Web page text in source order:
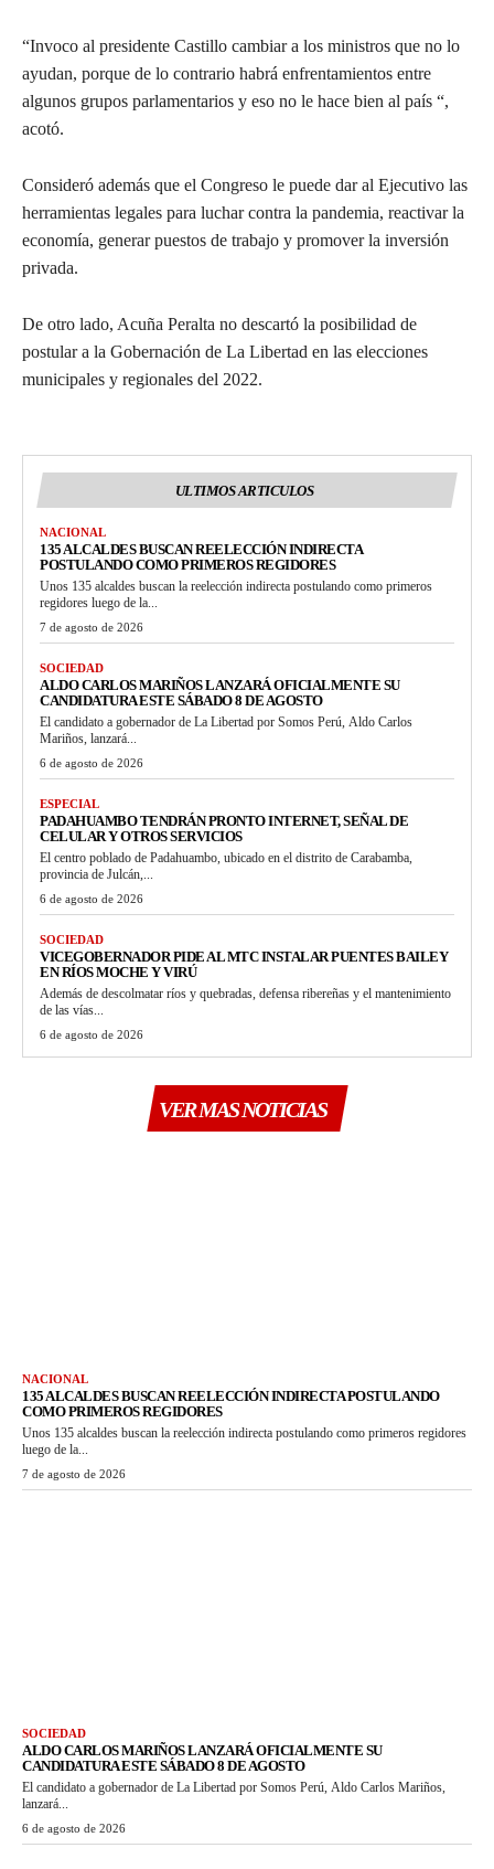
“Invoco al presidente Castillo cambiar a los ministros que no lo
ayudan, porque de lo contrario habrá enfrentamientos entre
algunos grupos parlamentarios y eso no le hace bien al país “,
acotó.
Consideró además que el Congreso le puede dar al Ejecutivo las
herramientas legales para luchar contra la pandemia, reactivar la
economía, generar puestos de trabajo y promover la inversión
privada.
De otro lado, Acuña Peralta no descartó la posibilidad de
postular a la Gobernación de La Libertad en las elecciones
municipales y regionales del 2022.
ULTIMOS ARTICULOS
NACIONAL
135 ALCALDES BUSCAN REELECCIÓN INDIRECTA
POSTULANDO COMO PRIMEROS REGIDORES
Unos 135 alcaldes buscan la reelección indirecta postulando como primeros
regidores luego de la...
7 de agosto de 2026
SOCIEDAD
ALDO CARLOS MARIÑOS LANZARÁ OFICIALMENTE SU
CANDIDATURA ESTE SÁBADO 8 DE AGOSTO
El candidato a gobernador de La Libertad por Somos Perú, Aldo Carlos
Mariños, lanzará...
6 de agosto de 2026
ESPECIAL
PADAHUAMBO TENDRÁN PRONTO INTERNET, SEÑAL DE
CELULAR Y OTROS SERVICIOS
El centro poblado de Padahuambo, ubicado en el distrito de Carabamba,
provincia de Julcán,...
6 de agosto de 2026
SOCIEDAD
VICEGOBERNADOR PIDE AL MTC INSTALAR PUENTES BAILEY
EN RÍOS MOCHE Y VIRÚ
Además de descolmatar ríos y quebradas, defensa ribereñas y el mantenimiento
de las vías...
6 de agosto de 2026
VER MAS NOTICIAS
NACIONAL
135 ALCALDES BUSCAN REELECCIÓN INDIRECTA POSTULANDO
COMO PRIMEROS REGIDORES
Unos 135 alcaldes buscan la reelección indirecta postulando como primeros regidores
luego de la...
7 de agosto de 2026
SOCIEDAD
ALDO CARLOS MARIÑOS LANZARÁ OFICIALMENTE SU
CANDIDATURA ESTE SÁBADO 8 DE AGOSTO
El candidato a gobernador de La Libertad por Somos Perú, Aldo Carlos Mariños,
lanzará...
6 de agosto de 2026